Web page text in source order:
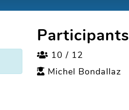
Participants
10 / 12
Michel Bondallaz